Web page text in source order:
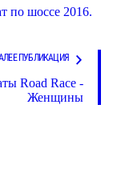
по шоссе 2016.
ПУБЛИКАЦИЯ
Road Race -
Женщины